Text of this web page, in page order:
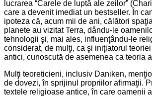
lucrarea “Carele de luptă ale zeilor”
care a devenit imediat un bestseller. În
ipoteza că, acum mii de ani, călători
planete au vizitat Terra, dându-le
tehnologii şi, mai ales, influenţându-le
considerat, de mulţi, ca şi iniţiatorul
antici, cunoscută de asemenea ca teoria
Mulţi teoreticieni, inclusiv Daniken,
de dovezi, în sprijinul propriilor afirmaţii.
textele religioase antice, în care oamenii